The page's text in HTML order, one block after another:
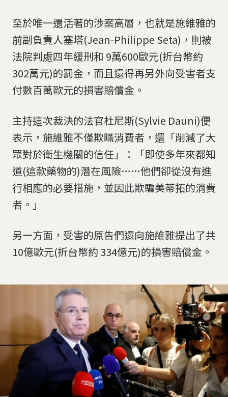
至於唯一還活著的涉案高層，也就是施維雅的
前副負責人塞塔(Jean-Philippe Seta)，則被
法院判處四年緩刑和 9萬600歐元(折台幣約
302萬元)的罰金，而且還得再另外向受害者支
付數百萬歐元的損害賠償金。
主持這次裁決的法官杜尼斯(Sylvie Dauni)便
表示，施維雅不僅欺瞞消費者，還「削減了大
眾對於衛生機關的信任」：「即使多年來都知
道(這款藥物的)潛在風險……他們卻從沒有進
行相應的必要措施，並因此欺騙美蒂拓的消費
者。」
另一方面，受害的原告們還向施維雅提出了共
10億歐元(折台幣約 334億元)的損害賠償金。